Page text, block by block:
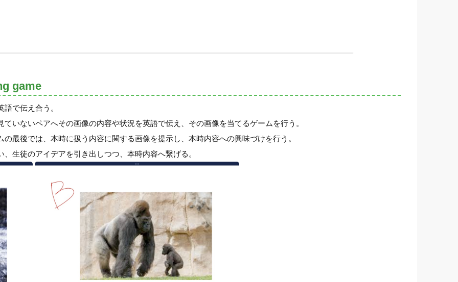
game
で伝え合う。
いないペアへその画像の内容や状況を英語で伝え、その画像を当てるゲームを行う。
最後では、本時に扱う内容に関する画像を提示し、本時内容への興味づけを行う。
生徒のアイデアを引き出しつつ、本時内容へ繋げる。